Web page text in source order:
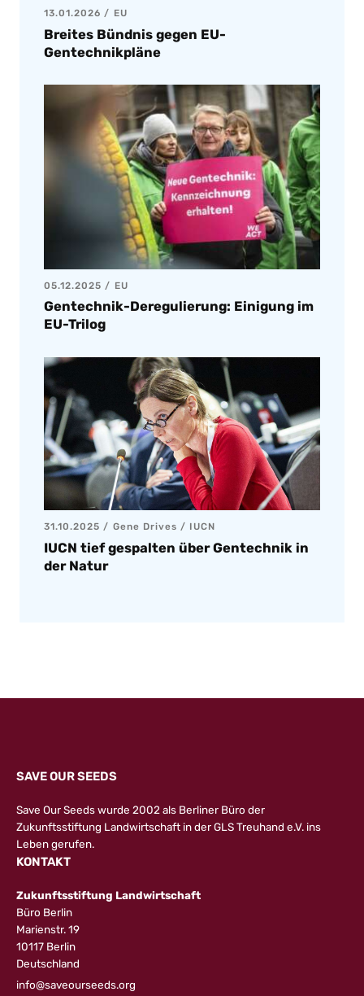
13.01.2026 EU
Breites Bündnis gegen EU-
Gentechnikpläne
05.12.2025 EU
Gentechnik-Deregulierung: Einigung im
EU-Trilog
31.10.2025 Gene Drives / IUCN
IUCN tief gespalten über Gentechnik in
der Natur
SAVE OUR SEEDS
Save Our Seeds wurde 2002 als Berliner Büro der
Zukunftsstiftung Landwirtschaft in der GLS Treuhand e.V. ins
Leben gerufen.
KONTAKT
Zukunftsstiftung Landwirtschaft
Büro Berlin
Marienstr. 19
10117 Berlin
Deutschland
info@saveourseeds.org